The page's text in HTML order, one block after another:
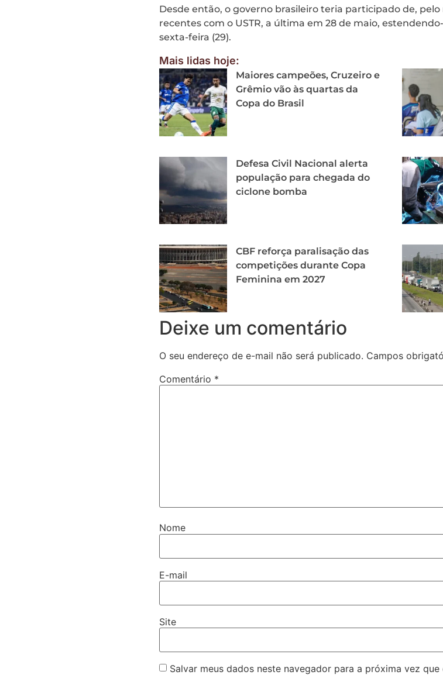
Desde então, o governo brasileiro teria participado de,
recentes com o USTR, a última em 28 de maio,
sexta-feira (29).
Mais lidas hoje:
Maiores campeões, Cruzeiro e
Grêmio vão às quartas da
Copa do Brasil
Defesa Civil Nacional alerta
população para chegada do
ciclone bomba
CBF reforça paralisação das
competições durante Copa
Feminina em 2027
Deixe um comentário
O seu endereço de e-mail não será publicado. Campos
Comentário *
Nome
E-mail
Site
Salvar meus dados neste navegador para a próxima vez que